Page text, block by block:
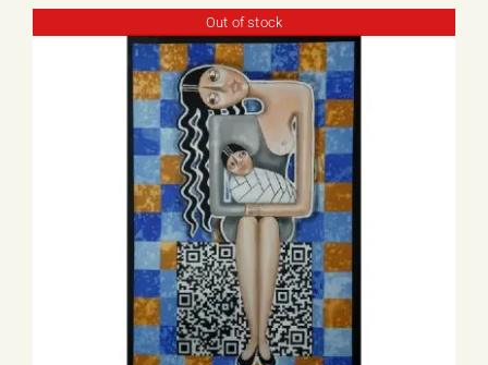
Out of stock